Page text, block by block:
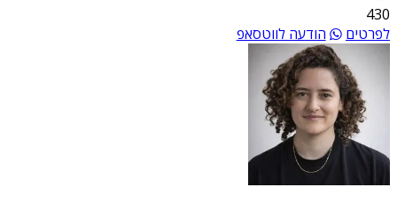
430
לפרטים
הודעה לווטסאפ